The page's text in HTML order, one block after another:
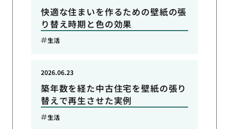
快適な住まいを作るための壁紙の張
り替え時期と色の効果
生活
築年数を経た中古住宅を壁紙の張り
替えで再生させた実例
2026.06.23
生活